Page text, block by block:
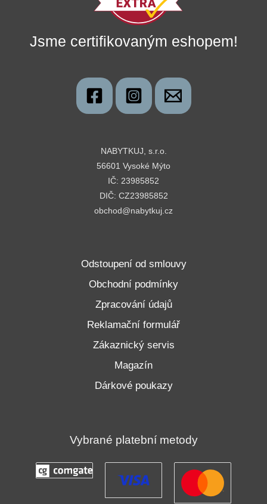
Jsme certifikovaným eshopem!
NABYTKUJ, s.r.o.
56601 Vysoké Mýto
IČ: 23985852
DIČ: CZ23985852
obchod@nabytkuj.cz
Odstoupení od smlouvy
Obchodní podmínky
Zpracování údajů
Reklamační formulář
Zákaznický servis
Magazín
Dárkové poukazy
Vybrané platební metody